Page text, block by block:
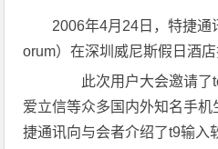
2006年4月24日，特捷通
orum）在深圳威尼斯假日酒店
此次用户大会邀请了
爱立信等众多国内外知名手
捷通讯向与会者介绍了t9输入